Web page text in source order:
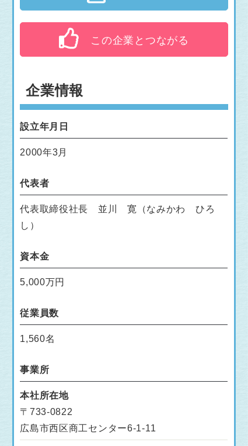
この企業とつながる
企業情報
設立年月日
2000年3月
代表者
代表取締役社長 並川 寛（なみかわ ひろ
し）
資本金
5,000万円
従業員数
1,560名
事業所
本社所在地
〒733-0822
広島市西区商工センター6-1-11